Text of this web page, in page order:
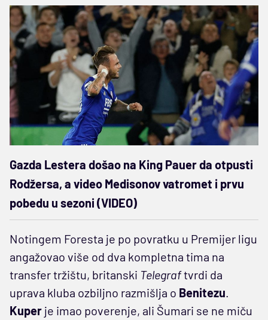
Gazda Lestera došao na King Pauer da otpusti
Rodžersa, a video Medisonov vatromet i prvu
pobedu u sezoni (VIDEO)
Notingem Foresta je po povratku u Premijer ligu
angažovao više od dva kompletna tima na
transfer tržištu, britanski Telegraftvrdi da
uprava kluba ozbiljno razmišlja o Benitezu.
Kuper je imao poverenje, ali Šumari se ne miču